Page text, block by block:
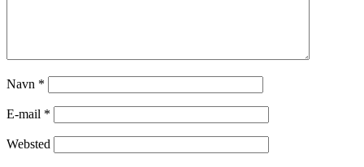
Navn *
E-mail *
Websted